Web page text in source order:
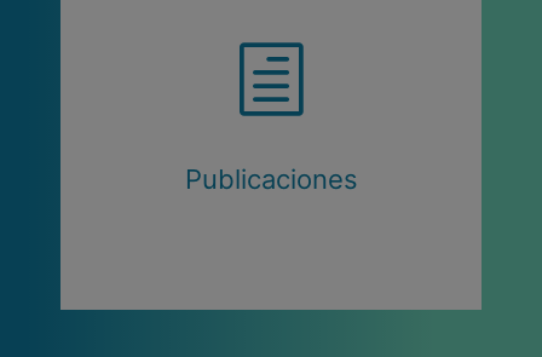
Publicaciones